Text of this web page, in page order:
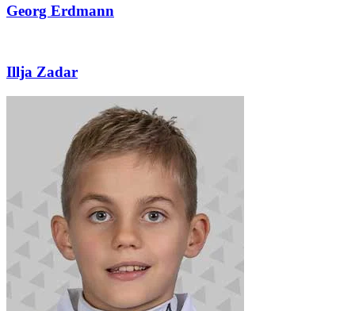
Georg Erdmann
Illja Zadar